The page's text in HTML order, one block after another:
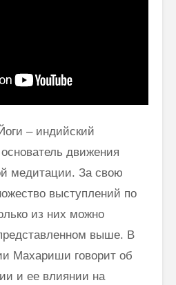
– индийский
движения
медитации. За свою
выступлений по
из них можно
выше. В
Махариши говорит об
и ее влиянии на